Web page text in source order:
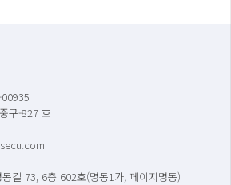
구-827 호
길 73, 6층 602호(명동1가, 페이지명동)